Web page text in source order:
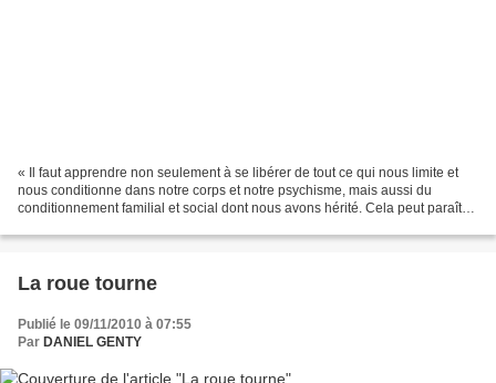
« Il faut apprendre non seulement à se libérer de tout ce qui nous limite et
nous conditionne dans notre corps et notre psychisme, mais aussi du
conditionnement familial et social dont nous avons hérité. Cela peut paraître
La roue tourne
Publié le 09/11/2010 à 07:55
Par DANIEL GENTY